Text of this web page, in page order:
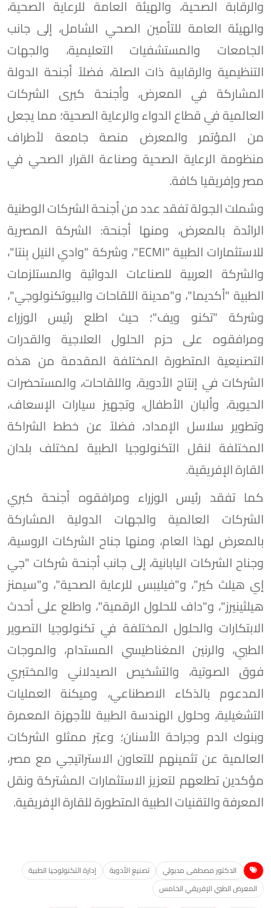
والرقابة الصحية، والهيئة العامة للرعاية الصحية،
والهيئة العامة للتأمين الصحي الشامل، إلى جانب
الجامعات والمستشفيات التعليمية، والجهات
التنظيمية والرقابية ذات الصلة، فضلاً أجنحة الدولة
المشاركة في المعرض، وأجنحة كبرى الشركات
العالمية في قطاع الدواء والرعاية الصحية؛ مما يجعل
من المؤتمر والمعرض منصة جامعة لأطراف
منظومة الرعاية الصحية وصناعة القرار الصحي في
مصر وإفريقيا كافة.
وشملت الجولة تفقد عدد من أجنحة الشركات الوطنية
الرائدة بالمعرض، ومنها أجنحة: الشركة المصرية
للاستثمارات الطبية "ECMI"، وشركة "وادي النيل بِنتا"،
والشركة العربية للصناعات الدوائية والمستلزمات
الطبية "أكديما"، و"مدينة اللقاحات والبيوتكنولوجي"،
وشركة "تكنو ويف"؛ حيث اطلع رئيس الوزراء
ومرافقوه على حزم الحلول العلاجية والقدرات
التصنيعية المتطورة المختلفة المقدمة من هذه
الشركات في إنتاج الأدوية، واللقاحات، والمستحضرات
الحيوية، وألبان الأطفال، وتجهيز سيارات الإسعاف،
وتطوير سلاسل الإمداد، فضلاً عن خطط الشراكة
المختلفة لنقل التكنولوجيا الطبية لمختلف بلدان
القارة الإفريقية.
كما تفقد رئيس الوزراء ومرافقوه أجنحة كبري
الشركات العالمية والجهات الدولية المشاركة
بالمعرض لهذا العام، ومنها جناح الشركات الروسية،
وجناح الشركات اليابانية، إلى جانب أجنحة شركات "جي
إي هيلث كير"، و"فيليبس للرعاية الصحية"، و"سيمنز
هيلثينيرز"، و"داف للحلول الرقمية"، واطلع على أحدث
الابتكارات والحلول المختلفة في تكنولوجيا التصوير
الطبي، والرنين المغناطيسي المستدام، والموجات
فوق الصوتية، والتشخيص الصيدلاني والمختبري
المدعوم بالذكاء الاصطناعي، وميكنة العمليات
التشغيلية، وحلول الهندسة الطبية للأجهزة المعمرة
وبنوك الدم وجراحة الأسنان؛ وعبّر ممثلو الشركات
العالمية عن تثمينهم للتعاون الاستراتيجي مع مصر،
مؤكدين تطلعهم لتعزيز الاستثمارات المشتركة ونقل
المعرفة والتقنيات الطبية المتطورة للقارة الإفريقية.
الدكتور مصطفى مدبولي تصنيع الأدوية
إدارة التكنولوجيا الطبية
المعرض الطبي الإفريقي الخامس